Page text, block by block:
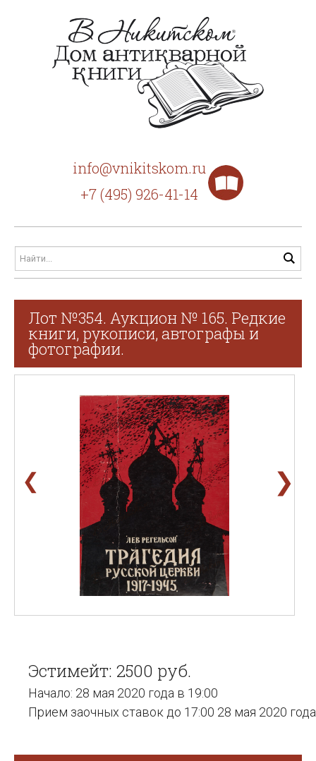
info@vnikitskom.ru
+7 (495) 926-41-14
Лот №354. Аукцион № 165. Редкие
книги, рукописи, автографы и
фотографии.
❮ ❯
Эстимейт: 2500 руб.
Начало: 28 мая 2020 года в 19:00
Прием заочных ставок до 17:00 28 мая 2020 года